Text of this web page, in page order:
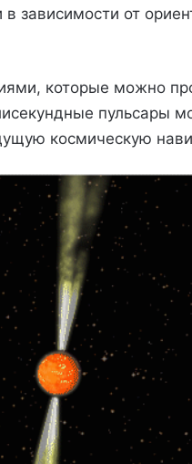
зависимости от
которые можно
пульсары
космическую